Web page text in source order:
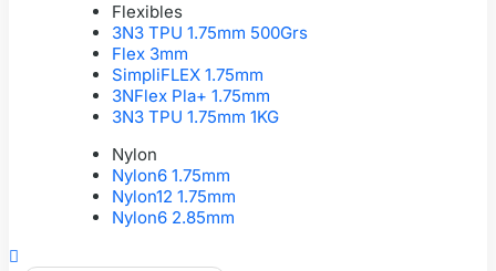
Flexibles
3N3 TPU 1.75mm 500Grs
Flex 3mm
SimpliFLEX 1.75mm
3NFlex Pla+ 1.75mm
3N3 TPU 1.75mm 1KG
Nylon
Nylon6 1.75mm
Nylon12 1.75mm
Nylon6 2.85mm
